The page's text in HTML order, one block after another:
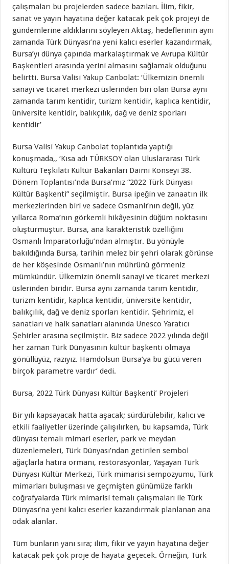
çalışmaları bu projelerden sadece bazıları. İlim, fikir,
sanat ve yayın hayatına değer katacak pek çok projeyi de
gündemlerine aldıklarını söyleyen Aktaş, hedeflerinin aynı
zamanda Türk Dünyası’na yeni kalıcı eserler kazandırmak,
Bursa’yı dünya çapında markalaştırmak ve Avrupa Kültür
Başkentleri arasında yerini almasını sağlamak olduğunu
belirtti. Bursa Valisi Yakup Canbolat: ‘Ülkemizin önemli
sanayi ve ticaret merkezi üslerinden biri olan Bursa aynı
zamanda tarım kentidir, turizm kentidir, kaplıca kentidir,
üniversite kentidir, balıkçılık, dağ ve deniz sporları
kentidir’
Bursa Valisi Yakup Canbolat toplantıda yaptığı
konuşmada,, ‘Kısa adı TÜRKSOY olan Uluslararası Türk
Kültürü Teşkilatı Kültür Bakanları Daimi Konseyi 38.
Dönem Toplantısı’nda Bursa’mız “2022 Türk Dünyası
Kültür Başkenti” seçilmiştir. Bursa ipeğin ve zanaatın ilk
merkezlerinden biri ve sadece Osmanlı’nın değil, yüz
yıllarca Roma’nın görkemli hikâyesinin düğüm noktasını
oluşturmuştur. Bursa, ana karakteristik özelliğini
Osmanlı İmparatorluğu’ndan almıştır. Bu yönüyle
bakıldığında Bursa, tarihin melez bir şehri olarak görünse
de her köşesinde Osmanlı’nın mührünü görmeniz
mümkündür. Ülkemizin önemli sanayi ve ticaret merkezi
üslerinden biridir. Bursa aynı zamanda tarım kentidir,
turizm kentidir, kaplıca kentidir, üniversite kentidir,
balıkçılık, dağ ve deniz sporları kentidir. Şehrimiz, el
sanatları ve halk sanatları alanında Unesco Yaratıcı
Şehirler arasına seçilmiştir. Biz sadece 2022 yılında değil
her zaman Türk Dünyasının kültür başkenti olmaya
gönüllüyüz, razıyız. Hamdolsun Bursa’ya bu gücü veren
birçok parametre vardır’ dedi.
Bursa, 2022 Türk Dünyası Kültür Başkenti’ Projeleri
Bir yılı kapsayacak hatta aşacak; sürdürülebilir, kalıcı ve
etkili faaliyetler üzerinde çalışılırken, bu kapsamda, Türk
dünyası temalı mimari eserler, park ve meydan
düzenlemeleri, Türk Dünyası’ndan getirilen sembol
ağaçlarla hatıra ormanı, restorasyonlar, Yaşayan Türk
Dünyası Kültür Merkezi, Türk mimarisi sempozyumu, Türk
mimarları buluşması ve geçmişten günümüze farklı
coğrafyalarda Türk mimarisi temalı çalışmaları ile Türk
Dünyası’na yeni kalıcı eserler kazandırmak planlanan ana
odak alanlar.
Tüm bunların yanı sıra; ilim, fikir ve yayın hayatına değer
katacak pek çok proje de hayata geçecek. Örneğin, Türk